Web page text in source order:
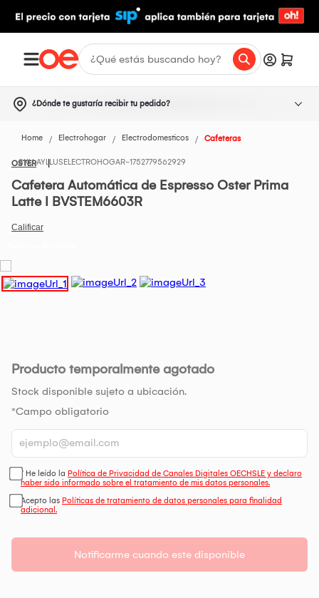
¿Dónde te gustaría recibir tu pedido?
Home Electrohogar Electrodomesticos Cafeteras
OSTERAYLLUSELECTROHOGAR-1752779562929
Cafetera Automática de Espresso Oster Prima
Latte I BVSTEM6603R
Producto temporalmente agotado
Stock disponible sujeto a ubicación.
*Campo obligatorio
* He leído la Política de Privacidad de Canales Digitales OECHSLE y declaro
haber sido informado sobre el tratamiento de mis datos personales.
Acepto las Políticas de tratamiento de datos personales para finalidad
adicional.
Notificarme cuando este disponible